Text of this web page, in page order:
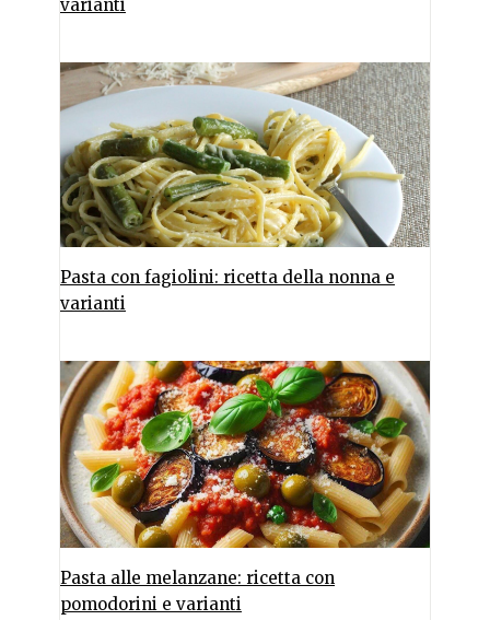
varianti
Pasta con fagiolini: ricetta della nonna e
varianti
Pasta alle melanzane: ricetta con
pomodorini e varianti